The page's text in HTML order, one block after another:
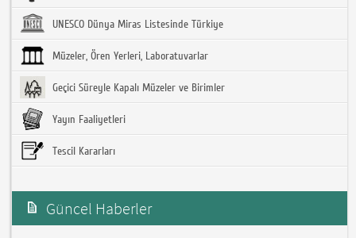
UNESCO Dünya Miras Listesinde Türkiye
Müzeler, Ören Yerleri, Laboratuvarlar
Geçici Süreyle Kapalı Müzeler ve Birimler
Yayın Faaliyetleri
Tescil Kararları
Güncel Haberler